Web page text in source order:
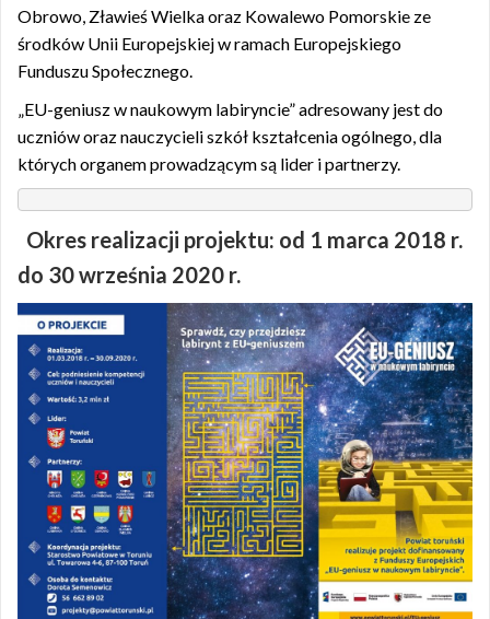
Obrowo, Zławieś Wielka oraz Kowalewo Pomorskie ze
środków Unii Europejskiej w ramach Europejskiego
Funduszu Społecznego.
„EU-geniusz w naukowym labiryncie” adresowany jest do
uczniów oraz nauczycieli szkół kształcenia ogólnego, dla
których organem prowadzącym są lider i partnerzy.
Okres realizacji projektu: od 1 marca 2018 r.
do 30 września 2020 r.